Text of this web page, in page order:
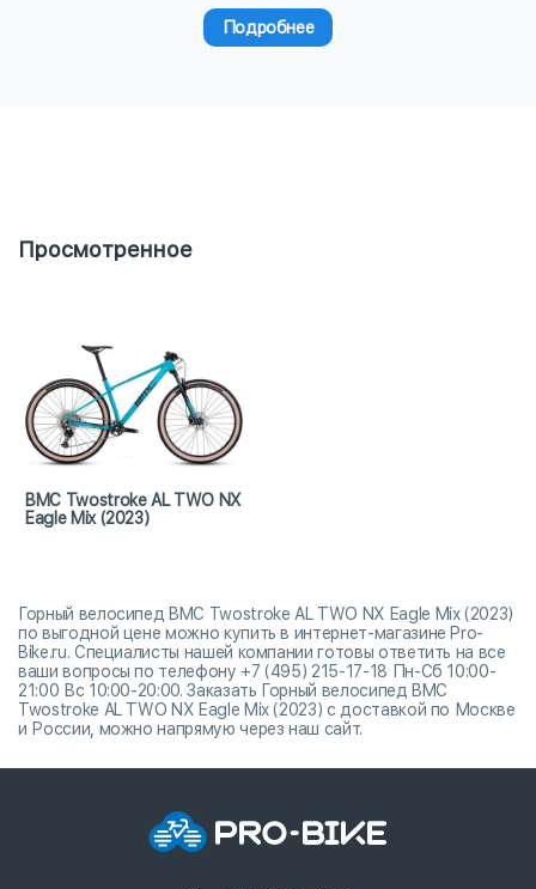
Подробнее
Просмотренное
BMC Twostroke AL TWO NX
Eagle Mix (2023)
Горный велосипед BMC Twostroke AL TWO NX Eagle Mix (2023)
по выгодной цене можно купить в интернет-магазине Pro-
Bike.ru. Специалисты нашей компании готовы ответить на все
ваши вопросы по телефону +7 (495) 215-17-18 Пн-Сб 10:00-
21:00 Вс 10:00-20:00. Заказать Горный велосипед BMC
Twostroke AL TWO NX Eagle Mix (2023) с доставкой по Москве
и России, можно напрямую через наш сайт.